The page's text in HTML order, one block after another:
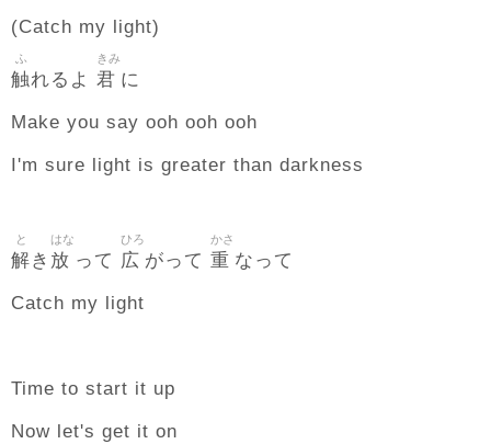
(Catch my light)
触
ふ
れるよ 君
きみ
に
Make you say ooh ooh ooh
I'm sure light is greater than darkness
解
と
き 放
はな
って 広
ひろ
がって 重
かさ
なって
Catch my light
Time to start it up
Now let's get it on